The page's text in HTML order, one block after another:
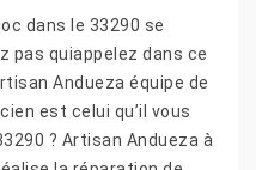
dans le 33290 se
pas quiappelez dans ce
Andueza équipe de
est celui qu’il vous
? Artisan Andueza à